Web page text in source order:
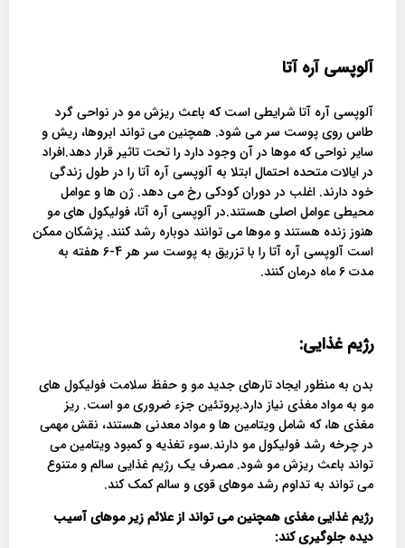
آلوپسی آره آتا
آلوپسی آره آتا شرایطی است که باعث ریزش مو در نواحی گرد
طاس روی پوست سر می شود. همچنین می تواند ابروها، ریش و
سایر نواحی که موها در آن وجود دارد را تحت تاثیر قرار دهد.افراد
در ایالات متحده احتمال ابتلا به آلوپسی آره آتا را در طول زندگی
خود دارند. اغلب در دوران کودکی رخ می دهد. ژن ها و عوامل
محیطی عوامل اصلی هستند.در آلوپسی آره آتا، فولیکول های مو
هنوز زنده هستند و موها می توانند دوباره رشد کنند. پزشکان ممکن
است آلوپسی آره آتا را با تزریق به پوست سر هر 4-6 هفته به
مدت 6 ماه درمان کنند.
رژیم غذایی:
بدن به منظور ایجاد تارهای جدید مو و حفظ سلامت فولیکول های
مو به مواد مغذی نیاز دارد.پروتئین جزء ضروری مو است. ریز
مغذی ها، که شامل ویتامین ها و مواد معدنی هستند، نقش مهمی
در چرخه رشد فولیکول مو دارند.سوء تغذیه و کمبود ویتامین می
تواند باعث ریزش مو شود. مصرف یک رژیم غذایی سالم و متنوع
می تواند به تداوم رشد موهای قوی و سالم کمک کند.
رژیم غذایی مغذی همچنین می تواند از علائم زیر موهای آسیب
دیده جلوگیری کند: